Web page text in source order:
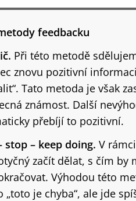
feedbacku
Při této metodě
znovu pozitivní
Tato metoda je však
známost. Další
přebíjí to pozitivní.
stop – keep doing. V
začít dělat, s čím by
Výhodou této
„toto je chyba“, ale jde